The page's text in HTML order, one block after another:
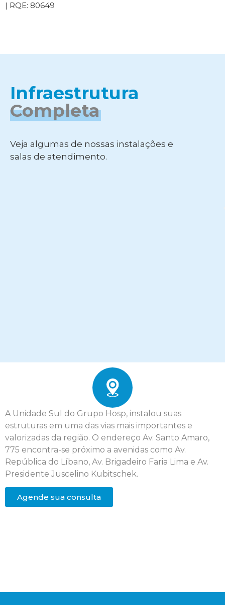
| RQE: 80649
Infraestrutura
Completa
Veja algumas de nossas instalações e
salas de atendimento.
A Unidade Sul do Grupo Hosp, instalou suas
estruturas em uma das vias mais importantes e
valorizadas da região. O endereço Av. Santo Amaro,
775 encontra-se próximo a avenidas como Av.
República do Líbano, Av. Brigadeiro Faria Lima e Av.
Presidente Juscelino Kubitschek.
Agende sua consulta